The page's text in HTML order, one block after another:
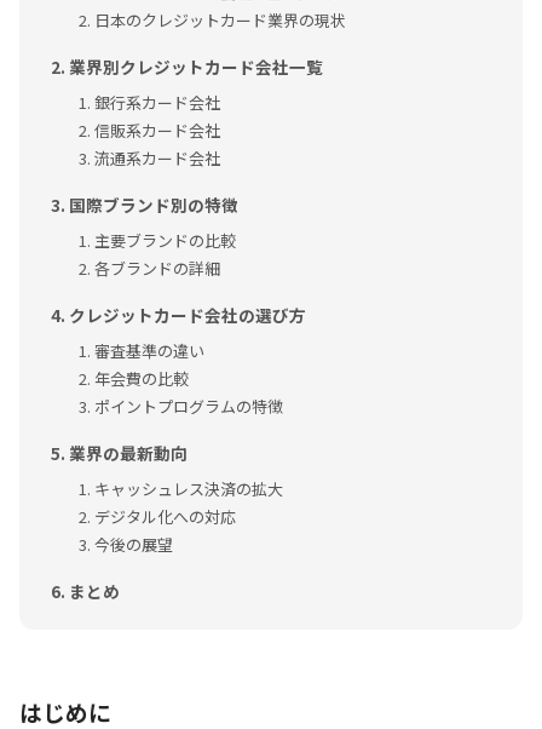
日本のクレジットカード業界の現状
業界別クレジットカード会社一覧
銀行系カード会社
信販系カード会社
流通系カード会社
国際ブランド別の特徴
主要ブランドの比較
各ブランドの詳細
クレジットカード会社の選び方
審査基準の違い
年会費の比較
ポイントプログラムの特徴
業界の最新動向
キャッシュレス決済の拡大
デジタル化への対応
今後の展望
まとめ
はじめに